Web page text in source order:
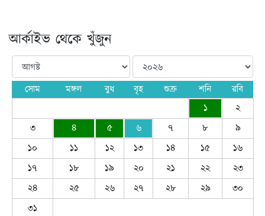
আর্কাইভ থেকে খুঁজুন
সোম মঙ্গল বুধ বৃহ শুক্র শনি
রবি
১
২
৩
৪ ৫ ৬ ৭ ৮
৯
১০
১১ ১২ ১৩ ১৪ ১৫
১৬
১৭
১৮ ১৯ ২০ ২১ ২২
২৩
২৪
২৫ ২৬ ২৭ ২৮ ২৯
৩০
৩১